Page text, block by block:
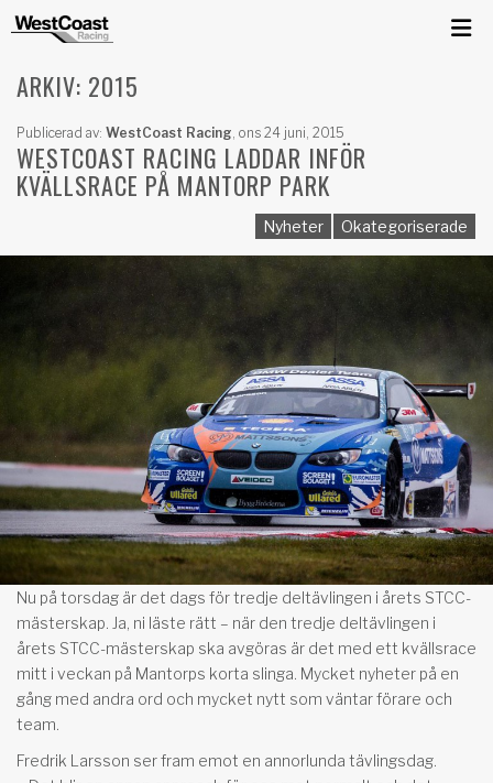
ARKIV: 2015
Publicerad av: WestCoast Racing, ons 24 juni, 2015
WESTCOAST RACING LADDAR INFÖR
KVÄLLSRACE PÅ MANTORP PARK
Nyheter Okategoriserade
Nu på torsdag är det dags för tredje deltävlingen i årets STCC-
mästerskap. Ja, ni läste rätt – när den tredje deltävlingen i
årets STCC-mästerskap ska avgöras är det med ett kvällsrace
mitt i veckan på Mantorps korta slinga. Mycket nyheter på en
gång med andra ord och mycket nytt som väntar förare och
team.
Fredrik Larsson ser fram emot en annorlunda tävlingsdag.